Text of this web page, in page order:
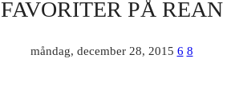
FAVORITER PÅ REAN
måndag, december 28, 2015 6 8